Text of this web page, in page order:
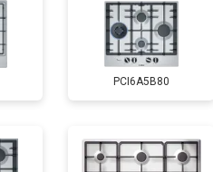
PCI6A5B80